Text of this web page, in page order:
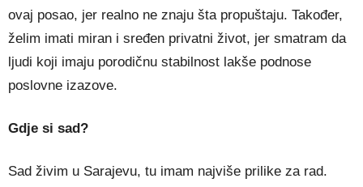
ovaj posao, jer realno ne znaju šta propuštaju. Također,
želim imati miran i sređen privatni život, jer smatram da
ljudi koji imaju porodičnu stabilnost lakše podnose
poslovne izazove.
Gdje si sad?
Sad živim u Sarajevu, tu imam najviše prilike za rad.